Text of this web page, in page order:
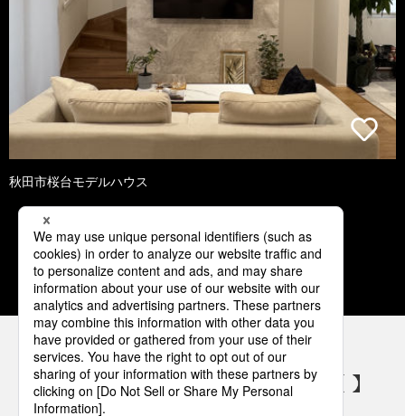
秋田市桜台モデルハウス
1 2 3 4 5
パナソニックの電気設備 SNSアカウント